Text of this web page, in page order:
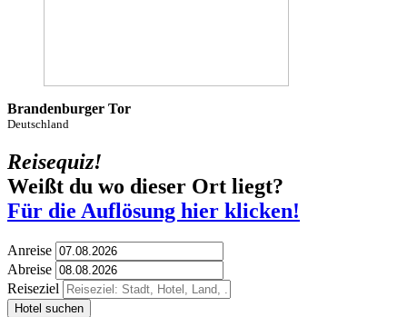
Brandenburger Tor
Deutschland
Reisequiz!
Weißt du wo dieser Ort liegt?
Für die Auflösung hier klicken!
Anreise
Abreise
Reiseziel
Hotel suchen